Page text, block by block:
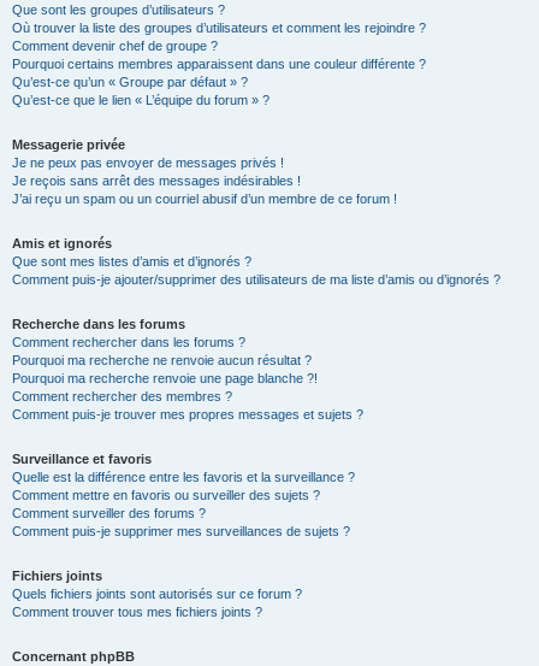
Que sont les groupes d’utilisateurs ?
Où trouver la liste des groupes d’utilisateurs et comment les rejoindre ?
Comment devenir chef de groupe ?
Pourquoi certains membres apparaissent dans une couleur différente ?
Qu’est-ce qu’un « Groupe par défaut » ?
Qu’est-ce que le lien « L’équipe du forum » ?
Messagerie privée
Je ne peux pas envoyer de messages privés !
Je reçois sans arrêt des messages indésirables !
J’ai reçu un spam ou un courriel abusif d’un membre de ce forum !
Amis et ignorés
Que sont mes listes d’amis et d’ignorés ?
Comment puis-je ajouter/supprimer des utilisateurs de ma liste d’amis ou d’ignorés ?
Recherche dans les forums
Comment rechercher dans les forums ?
Pourquoi ma recherche ne renvoie aucun résultat ?
Pourquoi ma recherche renvoie une page blanche ?!
Comment rechercher des membres ?
Comment puis-je trouver mes propres messages et sujets ?
Surveillance et favoris
Quelle est la différence entre les favoris et la surveillance ?
Comment mettre en favoris ou surveiller des sujets ?
Comment surveiller des forums ?
Comment puis-je supprimer mes surveillances de sujets ?
Fichiers joints
Quels fichiers joints sont autorisés sur ce forum ?
Comment trouver tous mes fichiers joints ?
Concernant phpBB